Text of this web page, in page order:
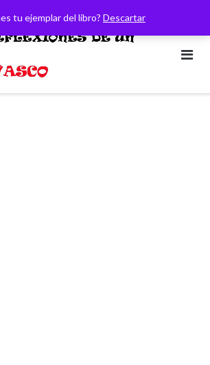
tu ejemplar del libro? Descartar